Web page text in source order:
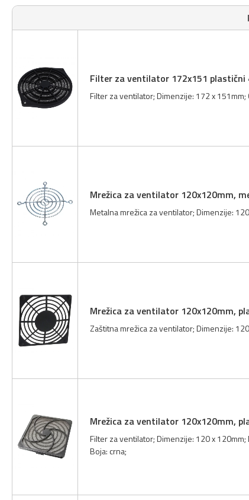
Filter za ventilator 172x151 plastični
Filter za ventilator; Dimenzije: 172 x
Mrežica za ventilator 120x120mm,
Metalna mrežica za ventilator; Dimenzije:
Mrežica za ventilator 120x120mm,
Zaštitna mrežica za ventilator; Dimenzije:
Mrežica za ventilator 120x120mm,
Filter za ventilator; Dimenzije: 120 x
Boja: crna;